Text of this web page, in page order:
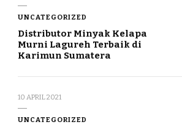
UNCATEGORIZED
Distributor Minyak Kelapa
Murni Lagureh Terbaik di
Karimun Sumatera
10 APRIL 2021
UNCATEGORIZED